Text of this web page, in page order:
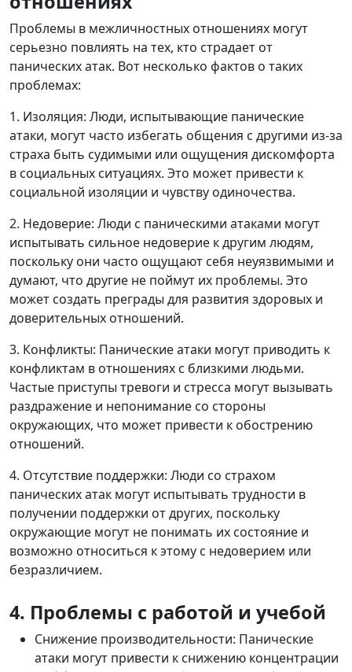
Проблемы в межличностных отношениях могут
серьезно повлиять на тех, кто страдает от
панических атак. Вот несколько фактов о таких
проблемах:
1. Изоляция: Люди, испытывающие панические
атаки, могут часто избегать общения с другими из-за
страха быть судимыми или ощущения дискомфорта
в социальных ситуациях. Это может привести к
социальной изоляции и чувству одиночества.
2. Недоверие: Люди с паническими атаками могут
испытывать сильное недоверие к другим людям,
поскольку они часто ощущают себя неуязвимыми и
думают, что другие не поймут их проблемы. Это
может создать преграды для развития здоровых и
доверительных отношений.
3. Конфликты: Панические атаки могут приводить к
конфликтам в отношениях с близкими людьми.
Частые приступы тревоги и стресса могут вызывать
раздражение и непонимание со стороны
окружающих, что может привести к обострению
отношений.
4. Отсутствие поддержки: Люди со страхом
панических атак могут испытывать трудности в
получении поддержки от других, поскольку
окружающие могут не понимать их состояние и
возможно относиться к этому с недоверием или
безразличием.
4. Проблемы с работой и учебой
Снижение производительности: Панические
атаки могут привести к снижению концентрации